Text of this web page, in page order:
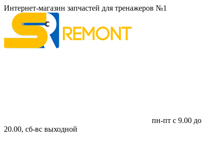
Интернет-магазин запчастей для тренажеров №1
пн-пт с 9.00 до
20.00, сб-вс выходной